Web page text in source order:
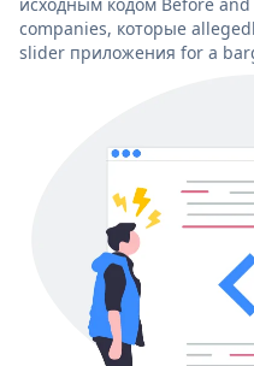
companies, которые
slider приложения for a